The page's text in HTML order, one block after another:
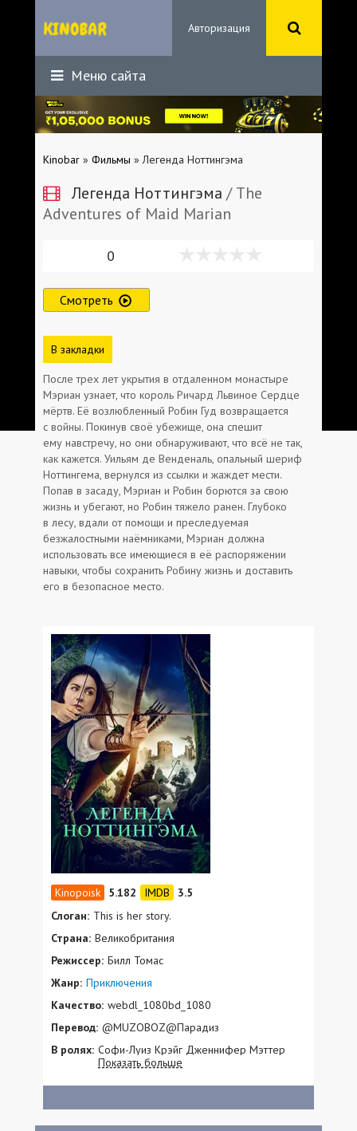
Авторизация
Меню сайта
Kinobar » Фильмы » Легенда Ноттингэма
Легенда Ноттингэма / The
Adventures of Maid Marian
0
Смотреть
В закладки
После трех лет укрытия в отдаленном монастыре
Мэриан узнает, что король Ричард Львиное Сердце
мёртв. Её возлюбленный Робин Гуд возвращается
с войны. Покинув своё убежище, она спешит
ему навстречу, но они обнаруживают, что всё не так,
как кажется. Уильям де Венденаль, опальный шериф
Ноттингема, вернулся из ссылки и жаждет мести.
Попав в засаду, Мэриан и Робин борются за свою
жизнь и убегают, но Робин тяжело ранен. Глубоко
в лесу, вдали от помощи и преследуемая
безжалостными наёмниками, Мэриан должна
использовать все имеющиеся в её распоряжении
навыки, чтобы сохранить Робину жизнь и доставить
его в безопасное место.
5.182
3.5
Слоган: This is her story.
Страна: Великобритания
Режиссер: Билл Томас
Жанр: Приключения
Качество: webdl_1080bd_1080
Перевод: @MUZOBOZ@Парадиз
В ролях: Софи-Луиз Крэйг Дженнифер Мэттер
Доминик Андерсен Лэйни Бойл Джеймс
Хазбендс Джерард Кук Джеймс Дэнс
Показать больше